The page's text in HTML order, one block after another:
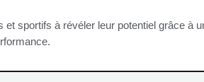
et sportifs à révéler leur potentiel grâce à